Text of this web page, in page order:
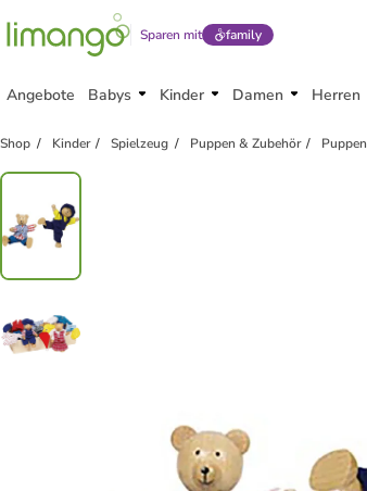
Sparen mit family
Angebote Babys Kinder Damen Herren
Shop Kinder Spielzeug Puppen & Zubehör Puppen